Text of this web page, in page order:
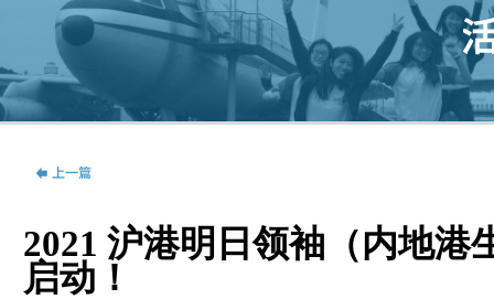
2021 沪港明日领袖（内地港
启动！